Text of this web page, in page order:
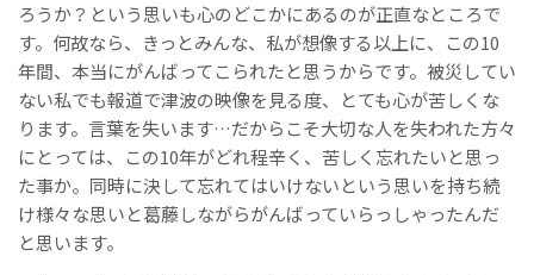
ろうか？という思いも心のどこかにあるのが正直なところで
す。何故なら、きっとみんな、私が想像する以上に、この10
年間、本当にがんばってこられたと思うからです。被災してい
ない私でも報道で津波の映像を見る度、とても心が苦しくな
ります。言葉を失います…だからこそ大切な人を失われた方々
にとっては、この10年がどれ程辛く、苦しく忘れたいと思っ
た事か。同時に決して忘れてはいけないという思いを持ち続
け様々な思いと葛藤しながらがんばっていらっしゃったんだ
と思います。